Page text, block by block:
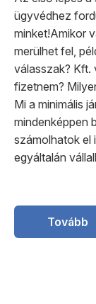
ügyvédhez
minket!Amikor
merülhet fel,
válasszak? Kft.
fizetnem?
Mi a minimális
mindenképpen
számolhatok el
egyáltalán
Tovább